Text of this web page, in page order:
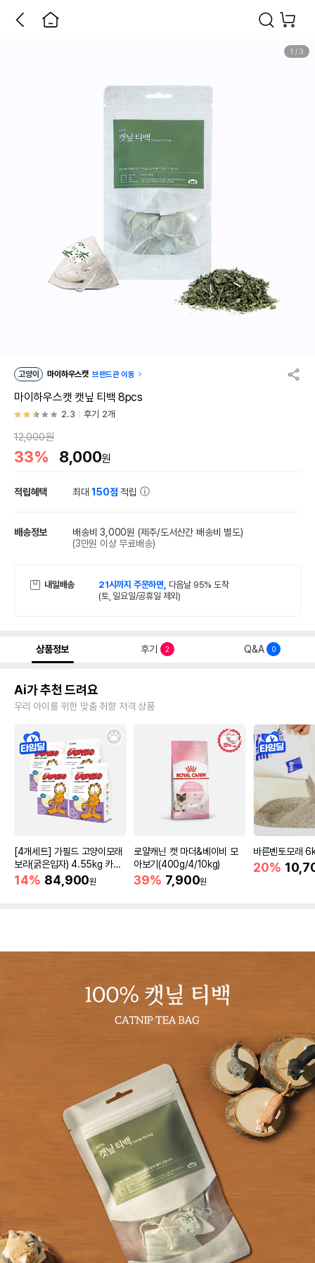
1 / 3
고양이 마이하우스캣 브랜드관 이동
마이하우스캣 캣닢 티백 8pcs
2.3 후기 2개
12,000원
33% 8,000원
적립혜택 최대150점 적립
배송정보 배송비 3,000원 (제주/도서산간 배송비 별도)
(3만원 이상 무료배송)
내일배송 21시까지 주문하면, 다음날 95% 도착
(토, 일요일/공휴일 제외)
상품정보 후기 2 Q&A 0
Ai가 추천 드려요
우리 아이를 위한 맞춤 취향 저격 상품
[4개세트] 가필드 고양이모래
보라(굵은입자) 4.55kg 카사
바모래
14% 84,900원
로얄캐닌 캣 마더&베이비 모
아보기(400g/4/10kg)
39% 7,900원
바른벤토모래
20%